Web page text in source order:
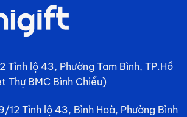
lộ 43, Phường Tam Bình, TP.Hồ
Thự BMC Bình Chiểu)
Tỉnh lộ 43, Bình Hoà, Phường Bình